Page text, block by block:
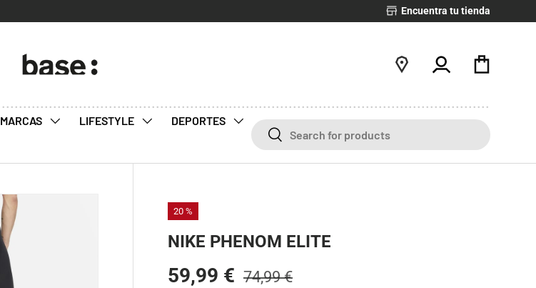
Encuentra tu tienda
Iniciar sesión
Bolsa
MARCAS LIFESTYLE DEPORTES BuscarBuscar
20 %
NIKE PHENOM ELITE
59,99 € 74,99 €